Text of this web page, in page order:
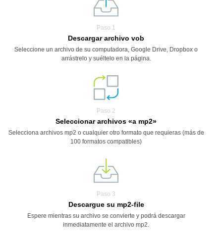
Paso 1
Descargar archivo vob
Seleccione un archivo de su computadora, Google Drive, Dropbox o
arrástrelo y suéltelo en la página.
Paso 2
Seleccionar archivos «a mp2»
Selecciona archivos mp2 o cualquier otro formato que requieras (más de
100 formatos compatibles)
Paso 3
Descargue su mp2-file
Espere mientras su archivo se convierte y podrá descargar
inmediatamente el archivo mp2.